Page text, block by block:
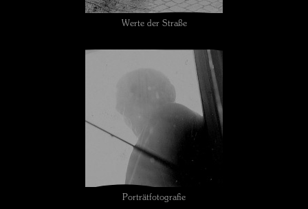
Werte der Straße
Porträtfotografie